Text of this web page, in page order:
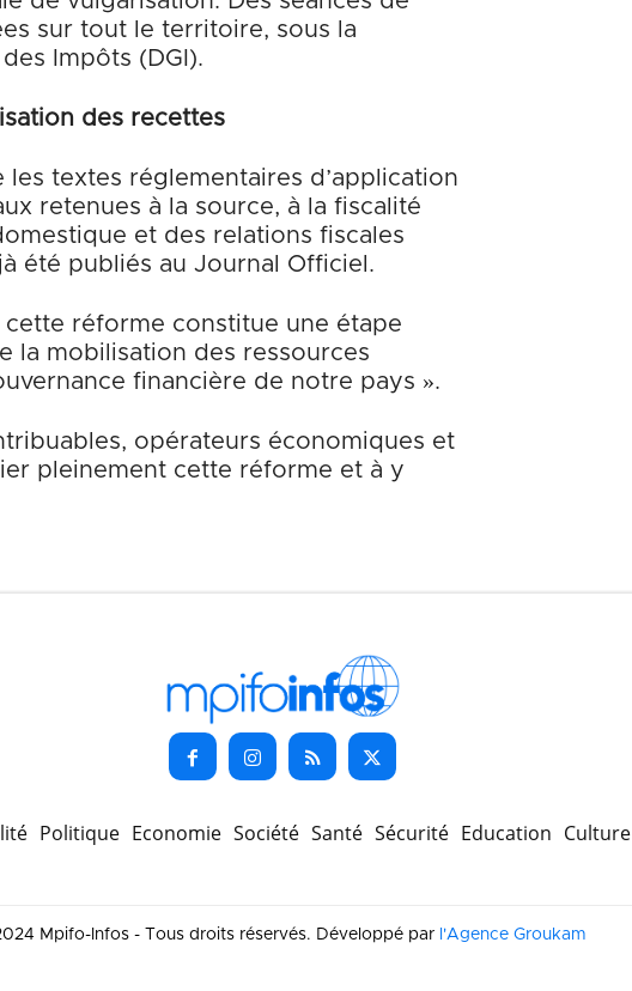
sur tout le territoire, sous la
Impôts (DGI).
des recettes
textes réglementaires d’application
retenues à la source, à la fiscalité
et des relations fiscales
été publiés au Journal Officiel.
réforme constitue une étape
la mobilisation des ressources
financière de notre pays ».
opérateurs économiques et
pleinement cette réforme et à y
Politique Economie Société Santé Sécurité Education Culture
Mpifo-Infos - Tous droits réservés. Développé par l'Agence Groukam